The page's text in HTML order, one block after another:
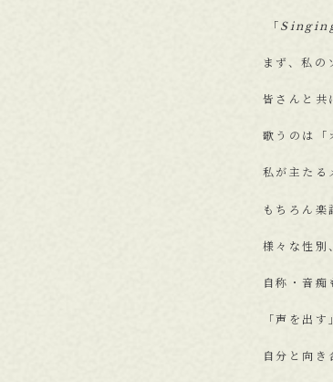
「
まず、私の
皆さんと共
歌うのは
私が主たる
もちろん楽
様々な性別
自称・音痴
「声を出す
自分と向き